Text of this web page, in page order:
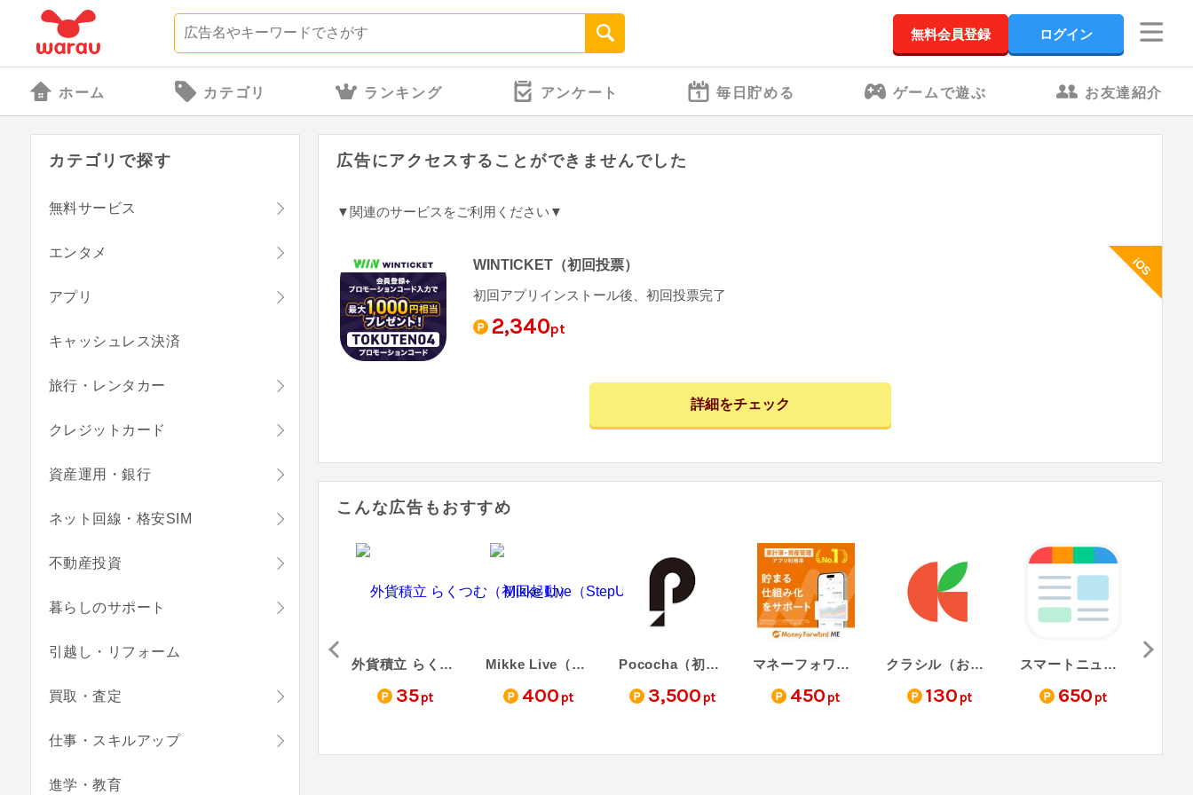
無料会員登録 ログイン
ホーム カテゴリ ランキング アンケート 毎日貯める ゲームで遊ぶ お友達紹介
広告にアクセスすることができませんでした
▼関連のサービスをご利用ください▼
WINTICKET（初回投票）
初回アプリインストール後、初回投票完了
2,340pt
iOS
詳細をチェック
こんな広告もおすすめ
1,120
外貨積立 らくつむ（初回起動）
35pt
Mikke Live（StepUp）
400 pt
Pococha（初心者限定！チュートリアルミッション全クリア後にコインをすべて受け取る）
3,500 pt
マネーフォワードME（3口座連携完了）
450 pt
クラシル（お試し無料会員登録）
130 pt
スマートニュース（8日目起動）
650 pt
カテゴリで探す
無料サービス
エンタメ
アプリ
キャッシュレス決済
旅行・レンタカー
クレジットカード
資産運用・銀行
ネット回線・格安SIM
不動産投資
暮らしのサポート
引越し・リフォーム
買取・査定
仕事・スキルアップ
進学・教育